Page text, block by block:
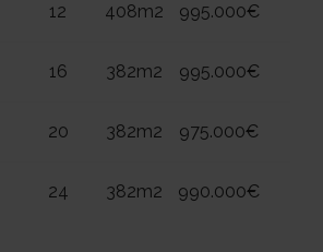
12 408m2 995.000€
16 382m2 995.000€
20 382m2 975.000€
24 382m2 990.000€